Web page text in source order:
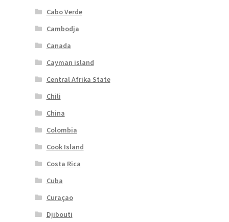
Cabo Verde
Cambodja
Canada
Cayman island
Central Afrika State
Chili
China
Colombia
Cook Island
Costa Rica
Cuba
Curaçao
Djibouti